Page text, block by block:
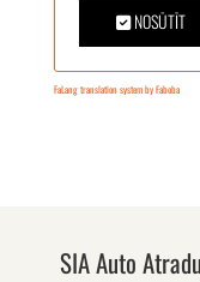
NOSŪTĪT
FaLang translation system by Faboba
SIA Auto